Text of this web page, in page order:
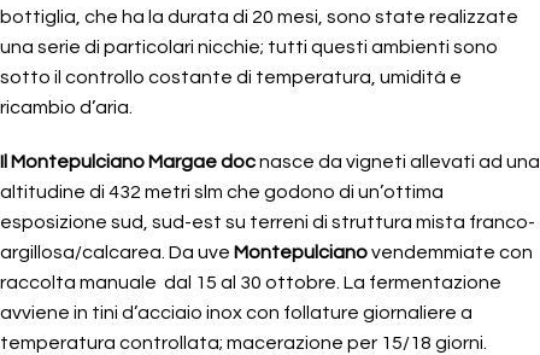
bottiglia, che ha la durata di 20 mesi, sono state realizzate
una serie di particolari nicchie; tutti questi ambienti sono
sotto il controllo costante di temperatura, umidità e
ricambio d’aria.
Il Montepulciano Margae docnasce da vigneti allevati ad una
altitudine di 432 metri slm che godono di un’ottima
esposizione sud, sud-est su terreni di struttura mista franco-
argillosa/calcarea. Da uve Montepulcianovendemmiate con
raccolta manuale dal 15 al 30 ottobre. La fermentazione
avviene in tini d’acciaio inox con follature giornaliere a
temperatura controllata; macerazione per 15/18 giorni.